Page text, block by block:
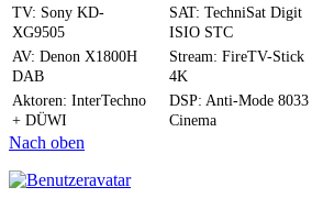
TV: Sony KD-
XG9505
SAT: TechniSat Digit
ISIO STC
AV: Denon X1800H
DAB
Stream: FireTV-Stick
4K
Aktoren: InterTechno
+ DÜWI
DSP: Anti-Mode 8033
Cinema
Nach oben